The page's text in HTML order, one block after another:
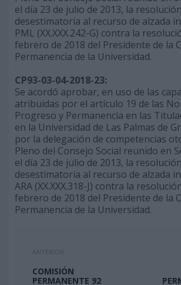
el día 23 de julio de 2013, la resolución
desestimatoria al recurso de alzada
PML (XX.XXX.242-G) contra la
febrero de 2018 del Presidente de la
Permanencia de la Universidad.
CP93-03-04-2018-23:
Se acordó aprobar, en uso de las
atribuidas por el artículo 19 de las
Progreso y Permanencia en las
en la Universidad de Las Palmas de
por la delegación de competencias
Pleno del Consejo Social reunido en
el día 23 de julio de 2013, la resolución
desestimatoria al recurso de alzada
ARA (XX.XXX.318-J) contra la
febrero de 2018 del Presidente de la
Permanencia de la Universidad.
ANTERIOR
COMISIÓN
PERMANENTE 92